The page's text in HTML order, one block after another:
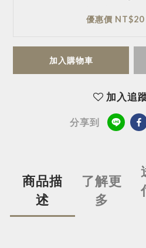
優惠價 NT$20
加入購物車
加入追
分享到
商品描
述
了解更
多